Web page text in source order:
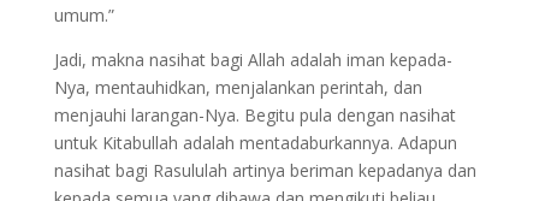
umum.”
Jadi, makna nasihat bagi Allah adalah iman kepada-
Nya, mentauhidkan, menjalankan perintah, dan
menjauhi larangan-Nya. Begitu pula dengan nasihat
untuk Kitabullah adalah mentadaburkannya. Adapun
nasihat bagi Rasululah artinya beriman kepadanya dan